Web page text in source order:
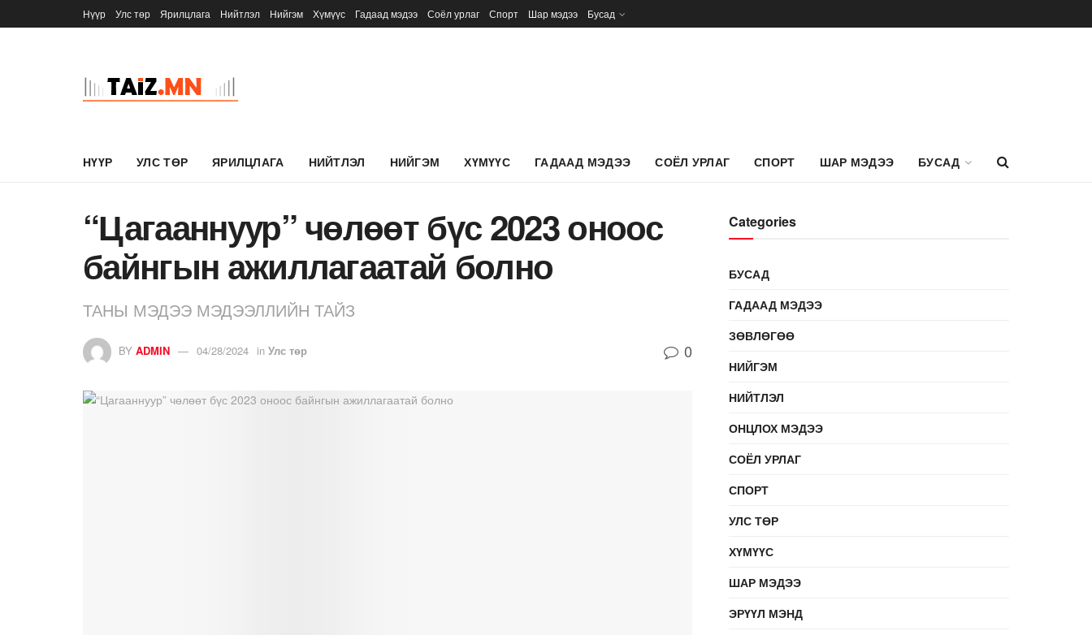
Нүүр Улс төр Ярилцлага Нийтлэл Нийгэм Хүмүүс Гадаад мэдээ Соёл урлаг Спорт Шар мэдээ Бусад
НҮҮР УЛС ТӨР ЯРИЛЦЛАГА НИЙТЛЭЛ НИЙГЭМ ХҮМҮҮС ГАДААД МЭДЭЭ СОЁЛ УРЛАГ СПОРТ ШАР МЭДЭЭ БУСАД
“Цагааннуур” чөлөөт бүс 2023 оноос
байнгын ажиллагаатай болно
ТАНЫ МЭДЭЭ МЭДЭЭЛЛИЙН ТАЙЗ
BY ADMIN 04/28/2024 in Улс төр 0
Categories
БУСАД
ГАДААД МЭДЭЭ
ЗӨВЛӨГӨӨ
НИЙГЭМ
НИЙТЛЭЛ
ОНЦЛОХ МЭДЭЭ
СОЁЛ УРЛАГ
СПОРТ
УЛС ТӨР
ХҮМҮҮС
ШАР МЭДЭЭ
ЭРҮҮЛ МЭНД